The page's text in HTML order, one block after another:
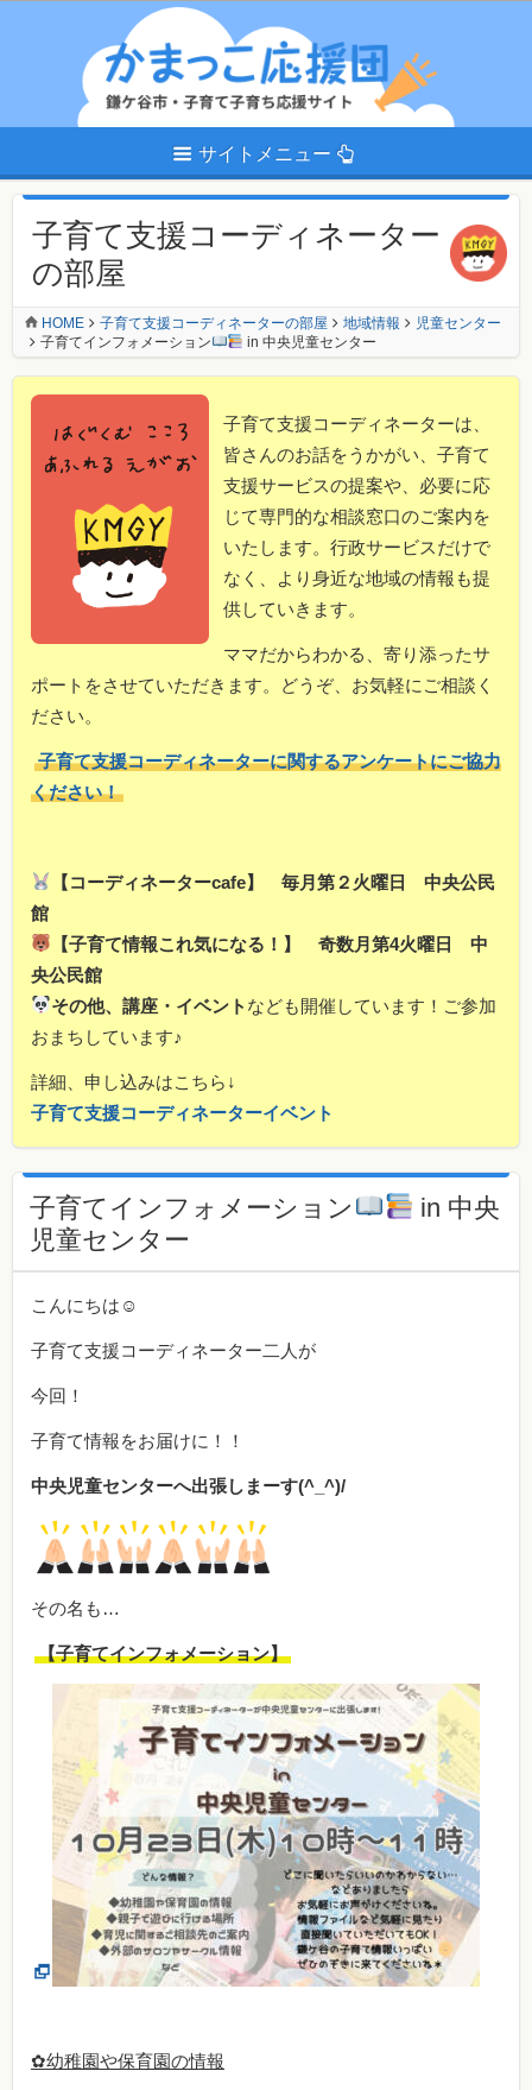
サイトメニュー
子育て支援コーディネーター
の部屋
HOME 子育て支援コーディネーターの部屋 地域情報
児童センター
子育てインフォメーション
in 中央児童センター
子育て支援コーディネーターは、
皆さんのお話をうかがい、子育て
支援サービスの提案や、必要に応
じて専門的な相談窓口のご案内を
いたします。行政サービスだけで
なく、より身近な地域の情報も提
供していきます。
ママだからわかる、寄り添ったサ
ポートをさせていただきます。どうぞ、お気軽にご相談く
ださい。
子育て支援コーディネーターに関するアンケートにご協力
ください！
【コーディネーターcafe】 毎月第２火曜日 中央公民
館
【子育て情報これ気になる！】 奇数月第4火曜日 中
央公民館
その他、講座・イベント なども開催しています！ご参加
おまちしています♪
詳細、申し込みはこちら↓
子育て支援コーディネーターイベント
子育てインフォメーション
in 中央
児童センター
こんにちは☺
子育て支援コーディネーター二人が
今回！
子育て情報をお届けに！！
中央児童センターへ出張しまーす(^_^)/
その名も…
【子育てインフォメーション】
✿幼稚園や保育園の情報